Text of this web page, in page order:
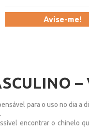
Avise-me!
para o uso no dia a
encontrar o chinelo